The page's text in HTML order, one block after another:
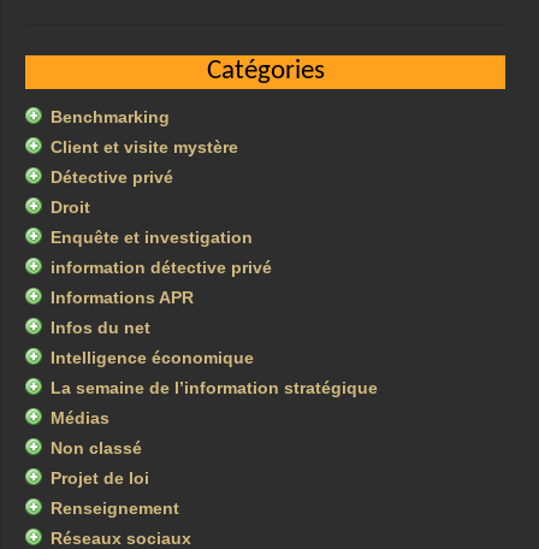
Catégories
Benchmarking
Client et visite mystère
Détective privé
Droit
Enquête et investigation
information détective privé
Informations APR
Infos du net
Intelligence économique
La semaine de l’information stratégique
Médias
Non classé
Projet de loi
Renseignement
Réseaux sociaux